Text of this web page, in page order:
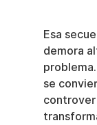
Esa
demora
se